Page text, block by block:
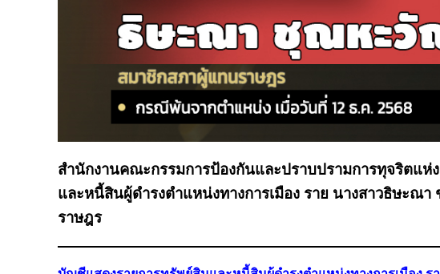
สำนักงานคณะกรรมการป้องกันและปราบปรามการทุจริตแ
และหนี้สินผู้ดำรงตำแหน่งทางการเมือง ราย นางสาวธิษะ
ราษฎร